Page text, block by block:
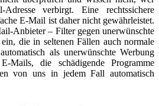
verbirgt. Eine rechtssichere
E-Mail ist daher nicht gewährleistet.
Anbieter – Filter gegen unerwünschte
die in seltenen Fällen auch normale
als unerwünschte Werbung
Mails, die schädigende Programme
von uns in jedem Fall automatisch